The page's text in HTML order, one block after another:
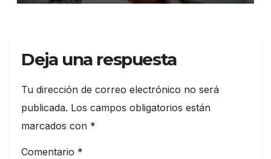
Deja una respuesta
Tu dirección de correo electrónico no será
publicada. Los campos obligatorios están
marcados con *
Comentario *